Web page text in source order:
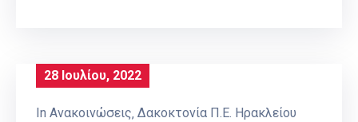
28 Ιουλίου, 2022
In Ανακοινώσεις‚ Δακοκτονία Π.Ε. Ηρακλείου